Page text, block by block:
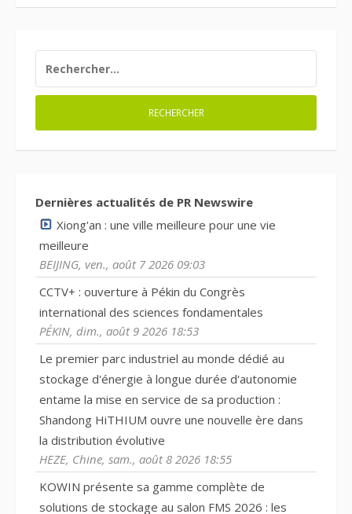
Dernières actualités de PR Newswire
Xiong'an : une ville meilleure pour une vie
meilleure
BEIJING, ven., août 7 2026 09:03
CCTV+ : ouverture à Pékin du Congrès
international des sciences fondamentales
PÉKIN, dim., août 9 2026 18:53
Le premier parc industriel au monde dédié au
stockage d'énergie à longue durée d'autonomie
entame la mise en service de sa production :
Shandong HiTHIUM ouvre une nouvelle ère dans
la distribution évolutive
HEZE, Chine, sam., août 8 2026 18:55
KOWIN présente sa gamme complète de
solutions de stockage au salon FMS 2026 : les